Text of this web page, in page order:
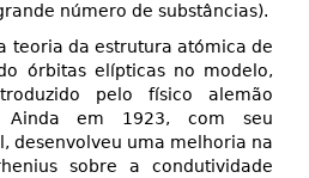
número de substâncias).
teoria da estrutura atómica de
órbitas elípticas no modelo,
pelo físico alemão
Ainda em 1923, com seu
desenvolveu uma melhoria na
sobre a condutividade